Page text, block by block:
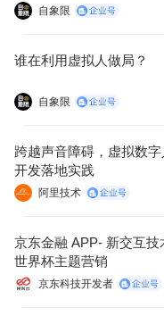
自象限
谁在利用虚拟人做局？
自象限
跨越声音障碍，虚拟数字
开发落地实践
阿里技术
京东金融 APP- 新交互技
世界杯主题营销
京东科技开发者